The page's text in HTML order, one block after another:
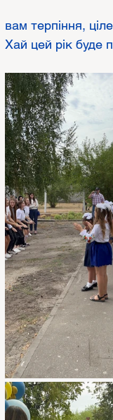
вам терпіння,
Хай цей рік буде